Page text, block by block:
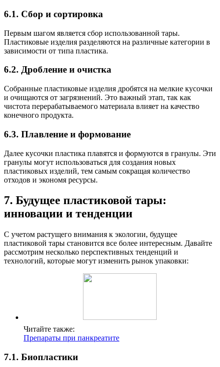
6.1. Сбор и сортировка
Первым шагом является сбор использованной тары.
Пластиковые изделия разделяются на различные категории в
зависимости от типа пластика.
6.2. Дробление и очистка
Собранные пластиковые изделия дробятся на мелкие кусочки
и очищаются от загрязнений. Это важный этап, так как
чистота перерабатываемого материала влияет на качество
конечного продукта.
6.3. Плавление и формование
Далее кусочки пластика плавятся и формуются в гранулы. Эти
гранулы могут использоваться для создания новых
пластиковых изделий, тем самым сокращая количество
отходов и экономя ресурсы.
7. Будущее пластиковой тары:
инновации и тенденции
С учетом растущего внимания к экологии, будущее
пластиковой тары становится все более интересным. Давайте
рассмотрим несколько перспективных тенденций и
технологий, которые могут изменить рынок упаковки:
Читайте также:
Препараты при панкреатите
7.1. Биопластики